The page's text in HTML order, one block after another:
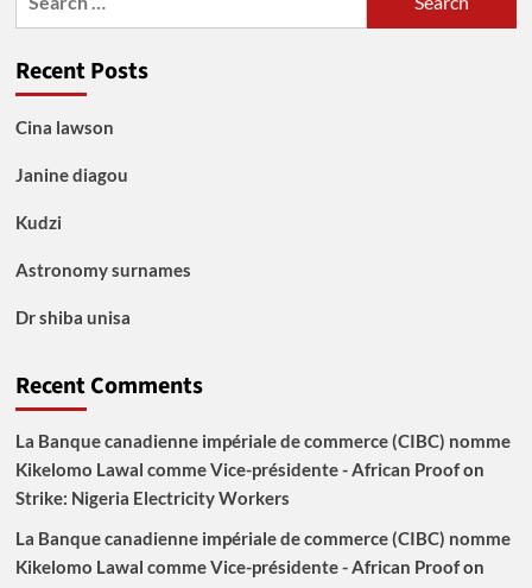
Recent Posts
Cina lawson
Janine diagou
Kudzi
Astronomy surnames
Dr shiba unisa
Recent Comments
La Banque canadienne impériale de commerce (CIBC) nomme
Kikelomo Lawal comme Vice-présidente - African Proofon
Strike: Nigeria Electricity Workers
La Banque canadienne impériale de commerce (CIBC) nomme
Kikelomo Lawal comme Vice-présidente - African Proofon